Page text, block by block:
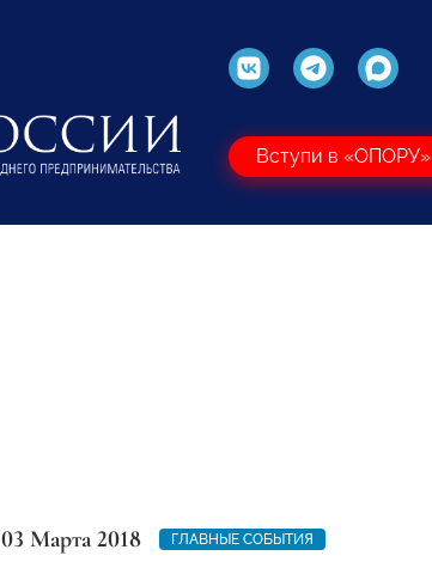
Вступи в «ОПОРУ»
03 Марта 2018 ГЛАВНЫЕ СОБЫТИЯ